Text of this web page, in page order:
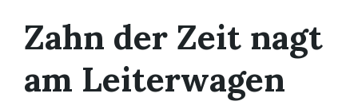
Zahn der Zeit nagt
am Leiterwagen